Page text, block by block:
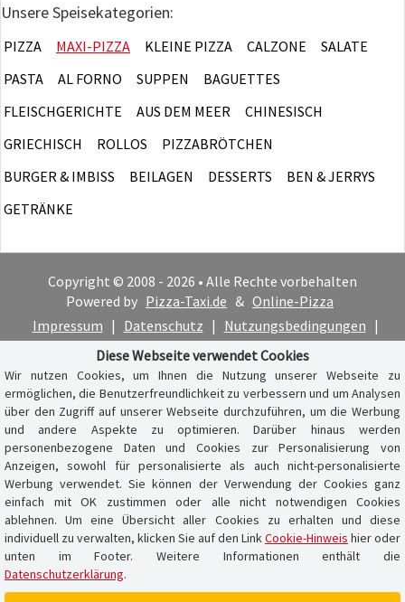
Unsere Speisekategorien:
PIZZA MAXI-PIZZA KLEINE PIZZA CALZONE
SALATE
PASTA
AL FORNO SUPPEN
BAGUETTES
FLEISCHGERICHTE
AUS DEM MEER
CHINESISCH
GRIECHISCH
ROLLOS
PIZZABRÖTCHEN
BURGER & IMBISS
BEILAGEN DESSERTS
BEN & JERRYS
GETRÄNKE
Copyright © 2008 - 2026 • Alle Rechte vorbehalten
Powered by Pizza-Taxi.de & Online-Pizza
Impressum | Datenschutz | Nutzungsbedingungen |
Cookie-Hinweis
Diese Webseite verwendet Cookies
Wir nutzen Cookies, um Ihnen die Nutzung unserer Webseite zu
ermöglichen, die Benutzerfreundlichkeit zu verbessern und um Analysen
über den Zugriff auf unserer Webseite durchzuführen, um die Werbung
und andere Aspekte zu optimieren. Darüber hinaus werden
personenbezogene Daten und Cookies zur Personalisierung von
Anzeigen, sowohl für personalisierte als auch nicht-personalisierte
Werbung verwendet. Sie können der Verwendung der Cookies ganz
einfach mit OK zustimmen oder alle nicht notwendigen Cookies
ablehnen. Um eine Übersicht aller Cookies zu erhalten und diese
individuell zu verwalten, klicken Sie auf den LinkCookie-Hinweis hier oder
unten im Footer. Weitere Informationen enthält die
Datenschutzerklärung.